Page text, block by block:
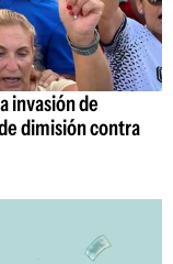
invasión de
dimisión contra